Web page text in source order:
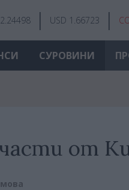
USD 1.66723
СУРОВИНИ
от